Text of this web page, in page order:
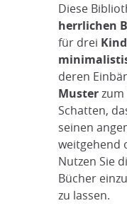
Diese
herrlichen
für drei
deren
Musterzum
Schatten,
seinen
weitgehend
Nutzen Sie
Bücher
zu lassen.